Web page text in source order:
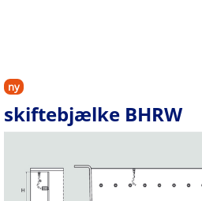
ny
skiftebjælke BHRW